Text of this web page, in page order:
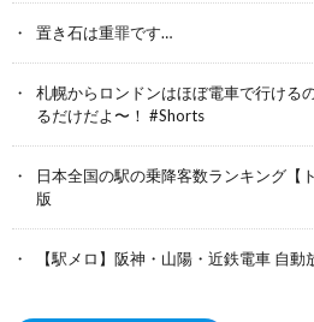
置き石は重罪です…
札幌からロンドンはほぼ電車で行ける
るだけだよ〜！ #Shorts
日本全国の駅の乗降客数ランキング【
版
【駅メロ】阪神・山陽・近鉄電車 自